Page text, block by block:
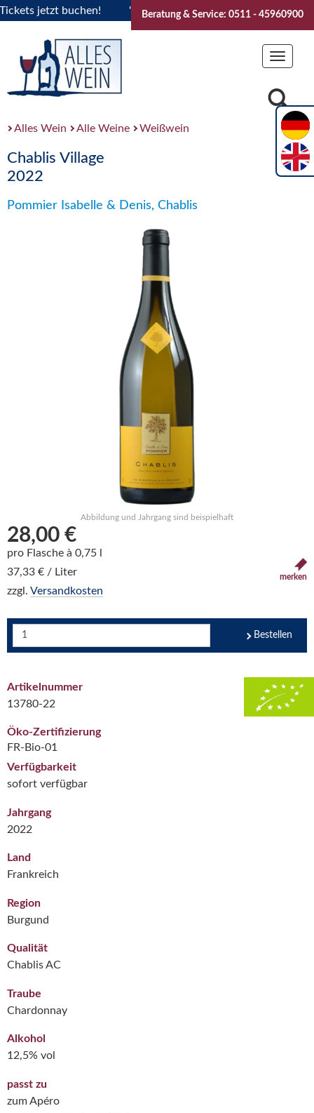
jetzt buchen! "Das Sommerfest 2026" Vive la
Beratung & Service: 0511 - 45960900
Toggle
Alles Wein Alle Weine Weißwein
Chablis Village
2022
Pommier Isabelle & Denis, Chablis
Abbildung und Jahrgang sind beispielhaft
28,00 €
pro Flasche à 0,75 l
37,33 € / Liter
zzgl. Versandkosten
merken
Bestellen
Artikelnummer
13780-22
Öko-Zertifizierung
FR-Bio-01
Verfügbarkeit
sofort verfügbar
Jahrgang
2022
Land
Frankreich
Region
Burgund
Qualität
Chablis AC
Traube
Chardonnay
Alkohol
12,5% vol
passt zu
zum Apéro